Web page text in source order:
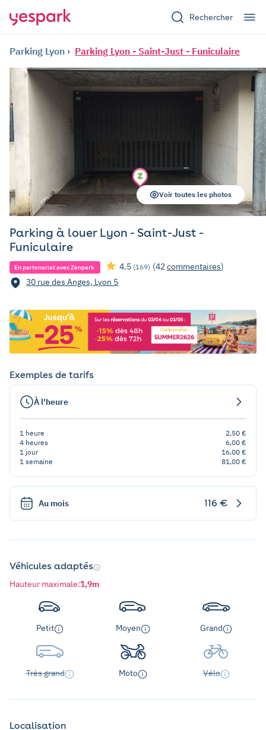
Rechercher
Parking Lyon Parking Lyon - Saint-Just - Funiculaire
Parking à louer Lyon - Saint-Just -
Funiculaire
En partenariat avec Zenpark 4.5 (169) (42commentaires)
30 rue des Anges, Lyon 5
Voir toutes les photos
Exemples de tarifs
À l'heure
1 heure
2,50 €
4 heures
6,00 €
1 jour
16,00 €
1 semaine
81,00 €
Au mois 116 €
Véhicules adaptés
Hauteur maximale:1,9m
Petit Moyen Grand
Très grand Moto Vélo
Localisation